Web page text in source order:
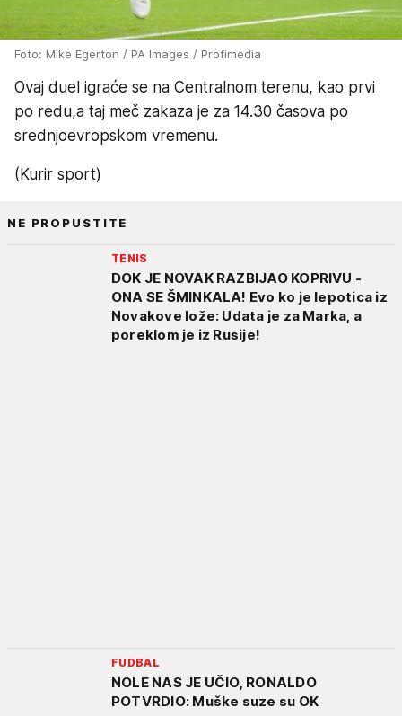
Foto: Mike Egerton / PA Images / Profimedia
Ovaj duel igraće se na Centralnom terenu, kao prvi
po redu,a taj meč zakaza je za 14.30 časova po
srednjoevropskom vremenu.
(Kurir sport)
NE PROPUSTITE
TENIS
DOK JE NOVAK RAZBIJAO KOPRIVU -
ONA SE ŠMINKALA! Evo ko je lepotica iz
Novakove lože: Udata je za Marka, a
poreklom je iz Rusije!
FUDBAL
NOLE NAS JE UČIO, RONALDO
POTVRDIO: Muške suze su OK